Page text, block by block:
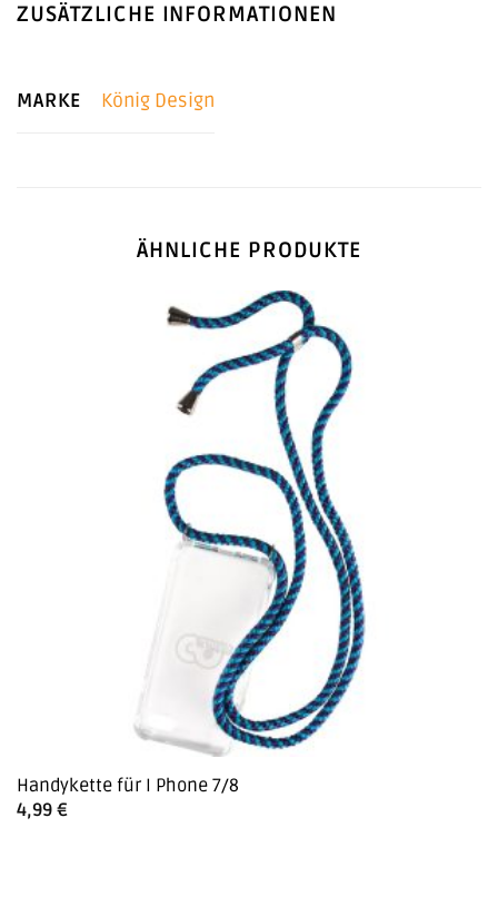
ZUSÄTZLICHE INFORMATIONEN
MARKE König Design
ÄHNLICHE PRODUKTE
Handykette für I Phone 7/8
4,99 €